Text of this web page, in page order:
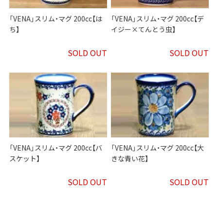
「VENA」スリム・マグ 200cc【は
ち】
SOLD OUT
「VENA」スリム・マグ 200cc【デ
イジー×てんとう虫】
SOLD OUT
「VENA」スリム・マグ 200cc【バ
スケット】
SOLD OUT
「VENA」スリム・マグ 200cc【大
きな青い花】
SOLD OUT